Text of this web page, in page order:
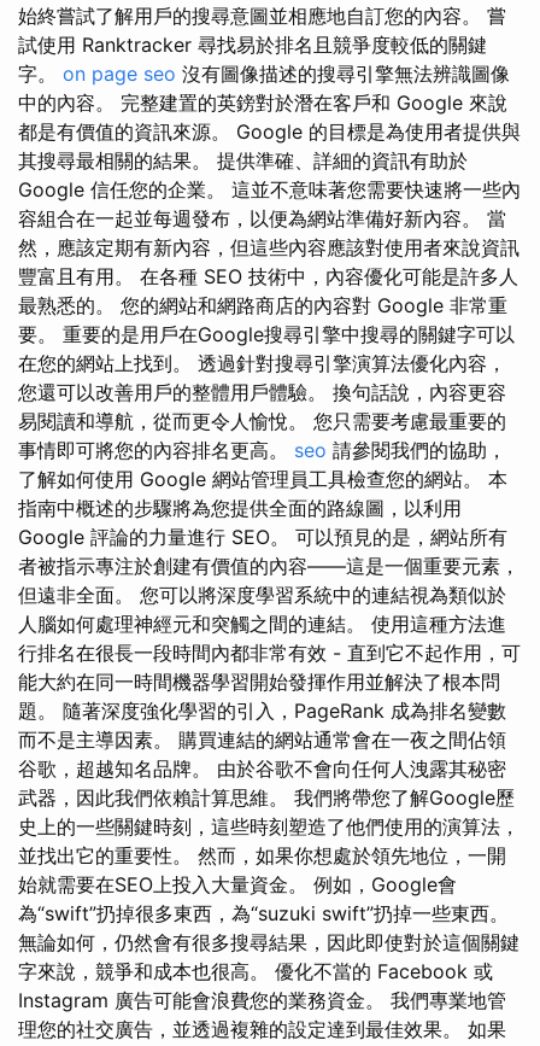
始終嘗試了解用戶的搜尋意圖並相應地自訂您的內容。 嘗
試使用 Ranktracker 尋找易於排名且競爭度較低的關鍵
字。 on page seo 沒有圖像描述的搜尋引擎無法辨識圖像
中的內容。 完整建置的英鎊對於潛在客戶和 Google 來說
都是有價值的資訊來源。 Google 的目標是為使用者提供與
其搜尋最相關的結果。 提供準確、詳細的資訊有助於
Google 信任您的企業。 這並不意味著您需要快速將一些內
容組合在一起並每週發布，以便為網站準備好新內容。 當
然，應該定期有新內容，但這些內容應該對使用者來說資訊
豐富且有用。 在各種 SEO 技術中，內容優化可能是許多人
最熟悉的。 您的網站和網路商店的內容對 Google 非常重
要。 重要的是用戶在Google搜尋引擎中搜尋的關鍵字可以
在您的網站上找到。 透過針對搜尋引擎演算法優化內容，
您還可以改善用戶的整體用戶體驗。 換句話說，內容更容
易閱讀和導航，從而更令人愉悅。 您只需要考慮最重要的
事情即可將您的內容排名更高。 seo 請參閱我們的協助，
了解如何使用 Google 網站管理員工具檢查您的網站。 本
指南中概述的步驟將為您提供全面的路線圖，以利用
Google 評論的力量進行 SEO。 可以預見的是，網站所有
者被指示專注於創建有價值的內容——這是一個重要元素，
但遠非全面。 您可以將深度學習系統中的連結視為類似於
人腦如何處理神經元和突觸之間的連結。 使用這種方法進
行排名在很長一段時間內都非常有效 - 直到它不起作用，可
能大約在同一時間機器學習開始發揮作用並解決了根本問
題。 隨著深度強化學習的引入，PageRank 成為排名變數
而不是主導因素。 購買連結的網站通常會在一夜之間佔領
谷歌，超越知名品牌。 由於谷歌不會向任何人洩露其秘密
武器，因此我們依賴計算思維。 我們將帶您了解Google歷
史上的一些關鍵時刻，這些時刻塑造了他們使用的演算法，
並找出它的重要性。 然而，如果你想處於領先地位，一開
始就需要在SEO上投入大量資金。 例如，Google會
為“swift”扔掉很多東西，為“suzuki swift”扔掉一些東西。
無論如何，仍然會有很多搜尋結果，因此即使對於這個關鍵
字來說，競爭和成本也很高。 優化不當的 Facebook 或
Instagram 廣告可能會浪費您的業務資金。 我們專業地管
理您的社交廣告，並透過複雜的設定達到最佳效果。 如果